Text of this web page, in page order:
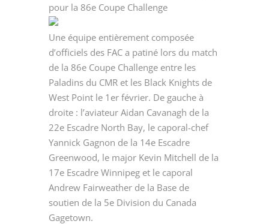
pour la 86e Coupe Challenge
Une équipe entièrement composée
d’officiels des FAC a patiné lors du match
de la 86e Coupe Challenge entre les
Paladins du CMR et les Black Knights de
West Point le 1er février. De gauche à
droite : l’aviateur Aidan Cavanagh de la
22e Escadre North Bay, le caporal-chef
Yannick Gagnon de la 14e Escadre
Greenwood, le major Kevin Mitchell de la
17e Escadre Winnipeg et le caporal
Andrew Fairweather de la Base de
soutien de la 5e Division du Canada
Gagetown.